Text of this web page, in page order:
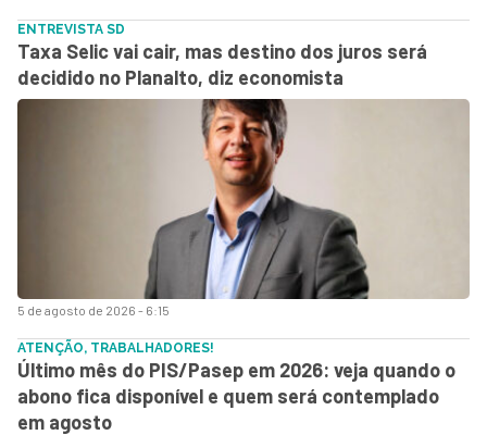
5 de agosto de 2026 - 6:15
ENTREVISTA SD
Taxa Selic vai cair, mas destino dos juros será
decidido no Planalto, diz economista
ATENÇÃO, TRABALHADORES!
Último mês do PIS/Pasep em 2026: veja quando o
abono fica disponível e quem será contemplado
em agosto